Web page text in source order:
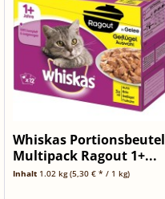
Whiskas Portionsbeutel
Multipack Ragout 1+...
Inhalt 1.02 kg(5,30 € * / 1 kg)